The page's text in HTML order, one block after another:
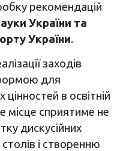
рекомендацій
України та
України.
заходів
для
в освітній
місце сприятиме не
дискусійних
і створенню